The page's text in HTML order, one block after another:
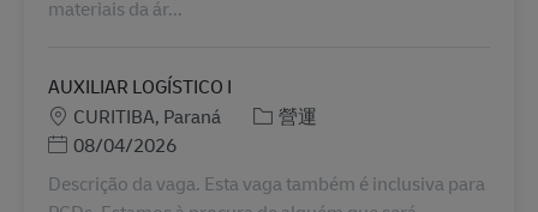
materiais da ár...
AUXILIAR LOGÍSTICO I
地點CURITIBA, Paraná 分類營運
Posted Date
08/04/2026
Descrição da vaga. Esta vaga também é inclusiva para